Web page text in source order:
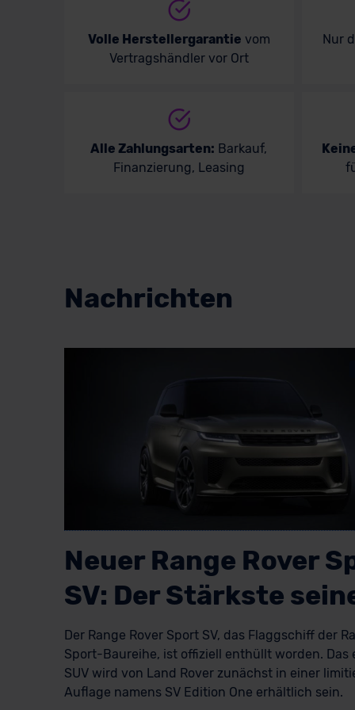
Volle Herstellergarantie vom
Vertragshändler vor Ort
Nur
Alle Zahlungsarten: Barkauf,
Finanzierung, Leasing
Nachrichten
Neuer Range Rover
SV: Der Stärkste
Der Range Rover Sport SV, das Flaggschiff der
Sport-Baureihe, ist offiziell enthüllt worden. Das
SUV wird von Land Rover zunächst in einer
Auflage namens SV Edition One erhältlich sein.